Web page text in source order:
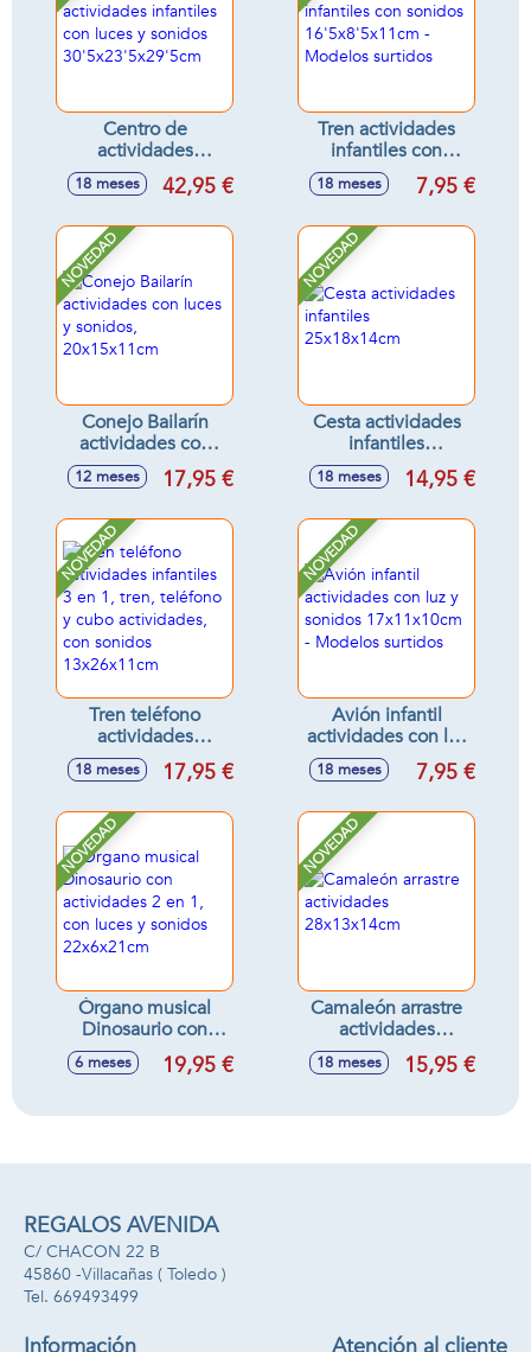
Centro de
actividades
infantiles con luces
y sonidos
18 meses 42,95 €
Tren actividades
infantiles con
sonidos
16'5x8'5x11cm -
18 meses 7,95 €
NOVEDAD
Conejo Bailarín
actividades con
luces y sonidos,
20x15x11cm
12 meses 17,95 €
NOVEDAD
Cesta actividades
infantiles
25x18x14cm
18 meses 14,95 €
NOVEDAD
Tren teléfono
actividades
infantiles 3 en 1,
tren, teléfono y
con sonidos
13x26x11cm
18 meses 17,95 €
NOVEDAD
Avión infantil
actividades con luz
y sonidos
17x11x10cm -
18 meses 7,95 €
NOVEDAD
Órgano musical
Dinosaurio con
actividades 2 en 1,
con luces y sonidos
6 meses 19,95 €
NOVEDAD
Camaleón arrastre
actividades
28x13x14cm
18 meses 15,95 €
REGALOS AVENIDA
C/ CHACON 22 B
45860 -Villacañas ( Toledo )
669493499